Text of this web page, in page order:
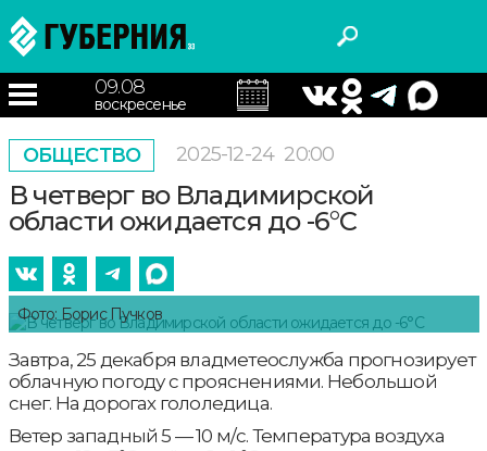
09.08
воскресенье
ОБЩЕСТВО 2025-12-24 20:00
В четверг во Владимирской
области ожидается до -6°С
Фото: Борис Пучков
Завтра, 25 декабря владметеослужба прогнозирует
облачную погоду с прояснениями. Небольшой
снег. На дорогах гололедица.
Ветер западный 5 — 10 м/с. Температура воздуха